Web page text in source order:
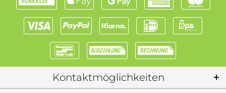
Kontaktmöglichkeiten